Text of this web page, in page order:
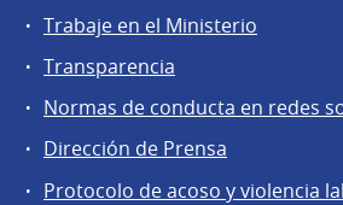
Trabaje en el Ministerio
Transparencia
Normas de conducta en redes
Dirección de Prensa
Protocolo de acoso y violencia